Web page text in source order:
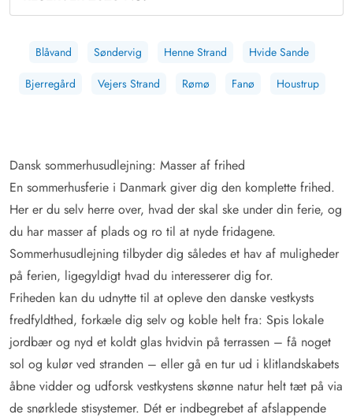
Blåvand Søndervig Henne Strand
Hvide Sande
Bjerregård
Vejers Strand Rømø Fanø Houstrup
Dansk sommerhusudlejning: Masser af frihed
En sommerhusferie i Danmark giver dig den komplette frihed.
Her er du selv herre over, hvad der skal ske under din ferie, og
du har masser af plads og ro til at nyde fridagene.
Sommerhusudlejning tilbyder dig således et hav af muligheder
på ferien, ligegyldigt hvad du interesserer dig for.
Friheden kan du udnytte til at opleve den danske vestkysts
fredfyldthed, forkæle dig selv og koble helt fra: Spis lokale
jordbær og nyd et koldt glas hvidvin på terrassen – få noget
sol og kulør ved stranden – eller gå en tur ud i klitlandskabets
åbne vidder og udforsk vestkystens skønne natur helt tæt på via
de snørklede stisystemer. Dét er indbegrebet af afslappende